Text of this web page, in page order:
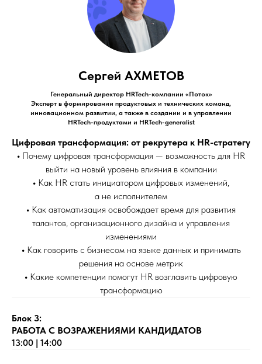
Сергей АХМЕТОВ
Генеральный директор HRTech-компании «Поток»
Эксперт в формировании продуктовых и технических команд,
инновационном развитии, а также в создании и в управлении
HRTech-продуктами и HRTech-generalist
Цифровая трансформация: от рекрутера к HR-стратегу
• Почему цифровая трансформация — возможность для HR
выйти на новый уровень влияния в компании
• Как HR стать инициатором цифровых изменений,
а не исполнителем
• Как автоматизация освобождает время для развития
талантов, организационного дизайна и управления
изменениями
•Как говорить с бизнесом на языке данных и принимать
решения на основе метрик
• Какие компетенции помогут HR возглавить цифровую
трансформацию
Блок 3:
РАБОТА С ВОЗРАЖЕНИЯМИ КАНДИДАТОВ
13:00 | 14:00